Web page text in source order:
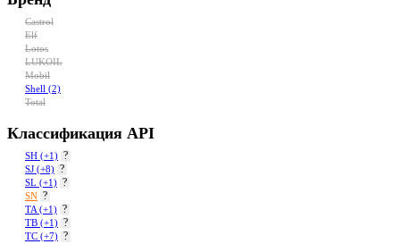
Castrol
Elf
Lotos
LUKOIL
Mobil
Shell (2)
Total
Классификация API
SH (+1) ?
SJ (+8) ?
SL (+1) ?
SN ?
TA(+1) ?
TB (+1) ?
TC (+7) ?